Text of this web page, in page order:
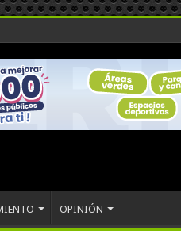
OPINIÓN